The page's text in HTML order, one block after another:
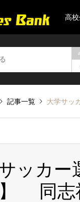
高
記事一覧 大学サッ
ッカー
】 同志